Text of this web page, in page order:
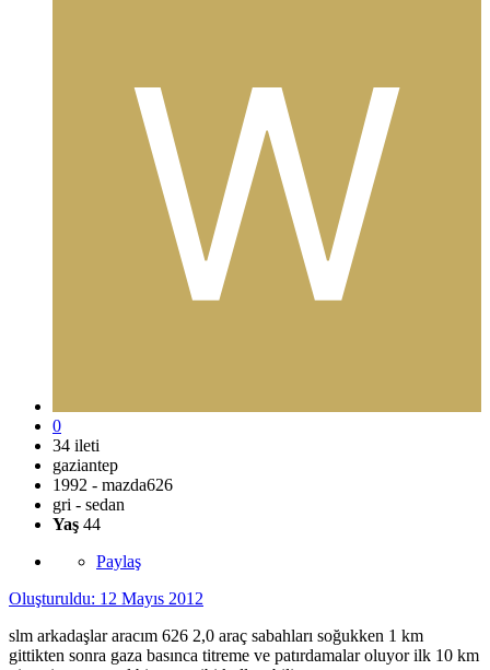
0
34 ileti
gaziantep
1992 - mazda626
gri - sedan
Yaş 44
Paylaş
Oluşturuldu: 12 Mayıs 2012
slm arkadaşlar aracım 626 2,0 araç sabahları soğukken 1 km
gittikten sonra gaza basınca titreme ve patırdamalar oluyor ilk 10 km